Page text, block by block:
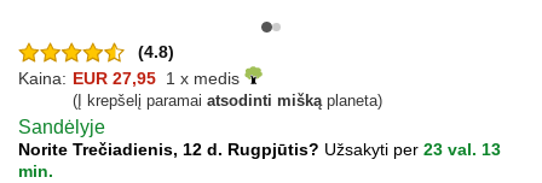
(4.8)
Kaina: EUR 27,95 1 x medis
(Į krepšelį paramai atsodinti miškąplaneta)
Sandėlyje
Norite Trečiadienis, 12 d. Rugpjūtis? Užsakyti per 23 val. 13
min.